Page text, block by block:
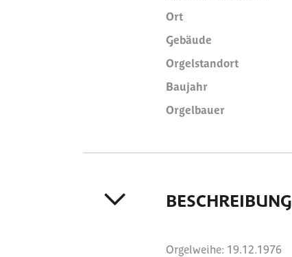
Ort
Gebäude
Orgelstandort
Baujahr
Orgelbauer
BESCHREIBUNG
Orgelweihe: 19.12.1976